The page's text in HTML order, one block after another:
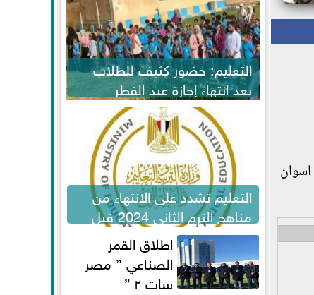
التعليم: حضور كثيف للطلاب
بعد انتهاء إجازة عيد الفطر
لاستكمال المناهج
التعليم تشدد على الانتهاء من
مناهج الترم الثاني 2024 قبل
الامتحانات
إطلاق القمر
الصناعي ” مصر
سات ٢ ”